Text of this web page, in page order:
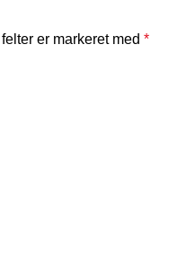
er markeret med *